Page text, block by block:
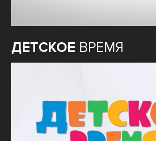
ДЕТСКОЕ ВРЕМЯ